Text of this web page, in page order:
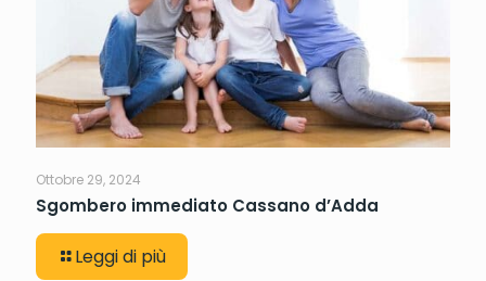
Ottobre 29, 2024
Sgombero immediato Cassano d’Adda
Leggi di più